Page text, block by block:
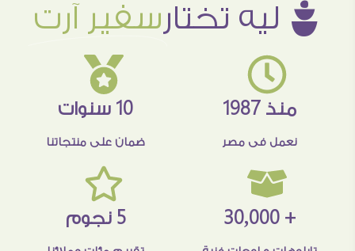
û ليه تختار سفير آرت
منذ 1987
نعمل فى مصر
10 سنوات
ضمان على منتجاتنا
+ 30,000 5 نجوم